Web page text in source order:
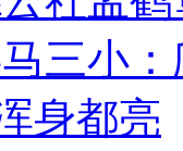
三小
身都亮